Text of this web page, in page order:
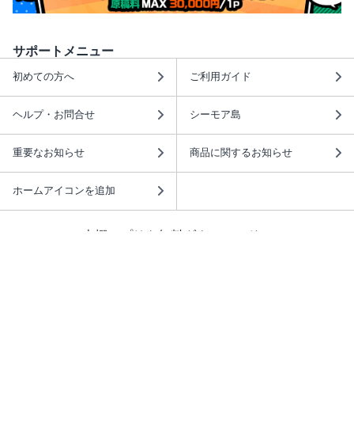
サポートメニュー
初めての方へ ご利用ガイド
ヘルプ・お問合せ シーモア島
重要なお知らせ 商品に関するお知らせ
ホームアイコンを追加